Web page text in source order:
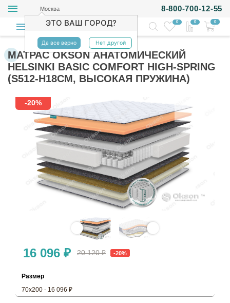
Москва
ЭТО ВАШ ГОРОД?
Да все верно Нет другой
8-800-700-12-55
0 0 0
МАТРАС OKSON АНАТОМИЧЕСКИЙ
HELSINKI BASIC COMFORT HIGH-SPRING
(S512-H18СМ, ВЫСОКАЯ ПРУЖИНА)
-20%
Размер
70х200 - 16 096 ₽
16 096 ₽ 20 120 ₽ -20%